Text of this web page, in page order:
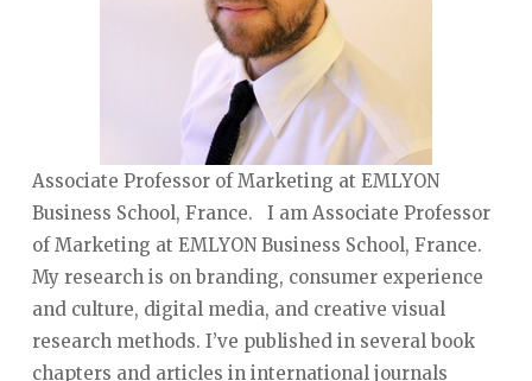
Associate Professor of Marketing at EMLYON
Business School, France. I am Associate Professor
of Marketing at EMLYON Business School, France.
My research is on branding, consumer experience
and culture, digital media, and creative visual
research methods. I’ve published in several book
chapters and articles in international journals